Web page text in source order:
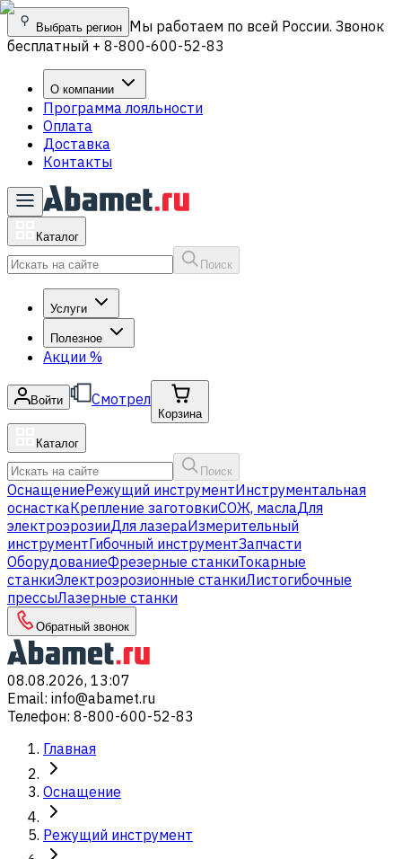
Выбрать регион Мы работаем по всей России. Звонок
бесплатный + 8-800-600-52-83
О компании
Программа лояльности
Оплата
Доставка
Контакты
Каталог
Поиск
Услуги
Полезное
Акции %
Войти Смотрел
Корзина
Каталог
Поиск
ОснащениеРежущий инструментИнструментальная
оснасткаКрепление заготовкиСОЖ, маслаДля
электроэрозииДля лазераИзмерительный
инструментГибочный инструментЗапчасти
ОборудованиеФрезерные станкиТокарные
станкиЭлектроэрозионные станкиЛистогибочные
прессыЛазерные станки
Обратный звонок
08.08.2026, 13:07
Email: info@abamet.ru
Телефон: 8-800-600-52-83
Главная
Оснащение
Режущий инструмент